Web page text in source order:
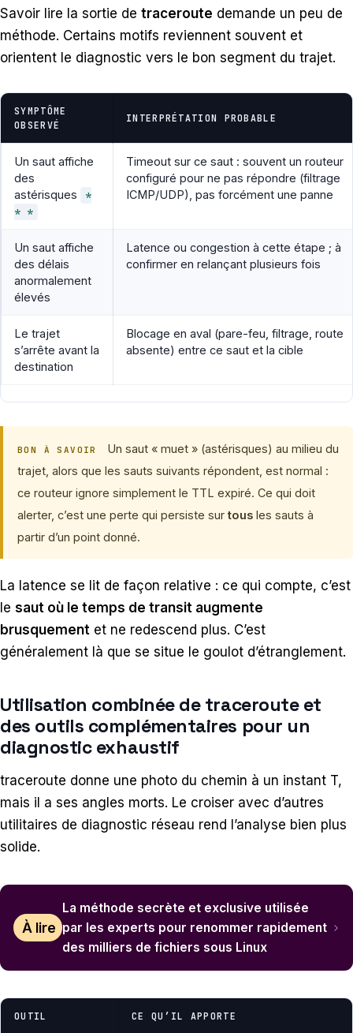
Savoir lire la sortie de traceroute demande un peu de
méthode. Certains motifs reviennent souvent et
orientent le diagnostic vers le bon segment du trajet.
SYMPTÔME
OBSERVÉ
INTERPRÉTATION PROBABLE
Un saut affiche
des
astérisques
*
* *
Timeout sur ce saut : souvent un routeur
configuré pour ne pas répondre (filtrage
ICMP/UDP), pas forcément une panne
Un saut affiche
des délais
anormalement
élevés
Latence ou congestion à cette étape ; à
confirmer en relançant plusieurs fois
Le trajet
s’arrête avant la
destination
Blocage en aval (pare-feu, filtrage, route
absente) entre ce saut et la cible
BON À SAVOIR
Un saut « muet » (astérisques) au milieu du
trajet, alors que les sauts suivants répondent, est normal :
ce routeur ignore simplement le TTL expiré. Ce qui doit
alerter, c’est une perte qui persiste surtous les sauts à
partir d’un point donné.
La latence se lit de façon relative : ce qui compte, c’est
le saut où le temps de transit augmente
brusquement et ne redescend plus. C’est
généralement là que se situe le goulot d’étranglement.
Utilisation combinée de traceroute et
des outils complémentaires pour un
diagnostic exhaustif
traceroute donne une photo du chemin à un instant T,
mais il a ses angles morts. Le croiser avec d’autres
utilitaires de diagnostic réseau rend l’analyse bien plus
solide.
À lire
La méthode secrète et exclusive utilisée
par les experts pour renommer rapidement
des milliers de fichiers sous Linux
OUTIL CE QU’IL APPORTE